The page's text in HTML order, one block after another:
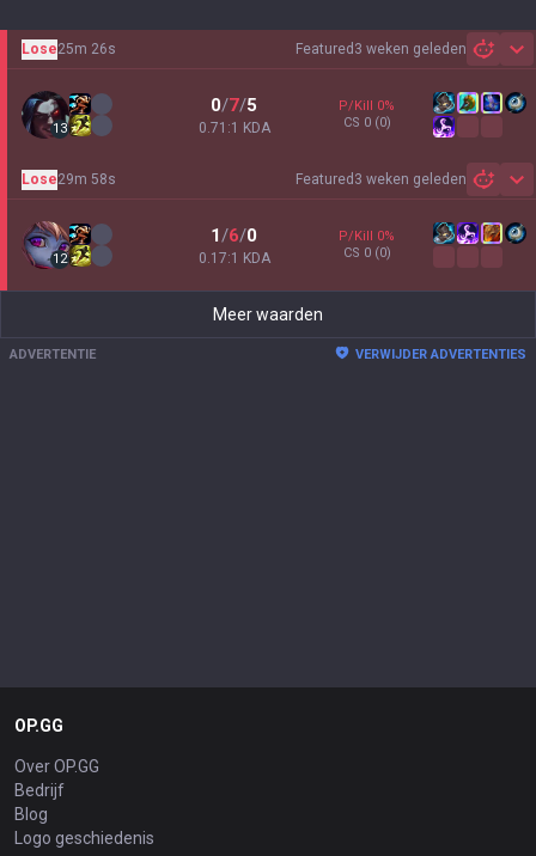
Featured 3 weken geleden
Lose25m 26s
13
0/7/5
0.71:1 KDA
P/Kill 0%
CS 0 (0)
Featured 3 weken geleden
Lose29m 58s
12
1/6/0
0.17:1 KDA
P/Kill 0%
CS 0 (0)
Meer waarden
ADVERTENTIE VERWIJDER ADVERTENTIES
OP.GG
Over OP.GG
Bedrijf
Blog
Logo geschiedenis